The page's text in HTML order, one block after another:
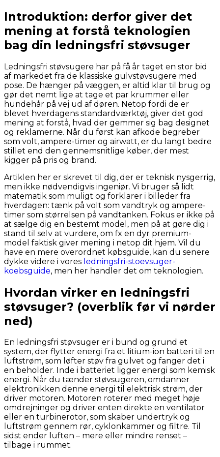
Introduktion: derfor giver det
mening at forstå teknologien
bag din ledningsfri støvsuger
Ledningsfri støvsugere har på få år taget en stor bid
af markedet fra de klassiske gulvstøvsugere med
pose. De hænger på væggen, er altid klar til brug og
gør det nemt lige at tage et par krummer eller
hundehår på vej ud af døren. Netop fordi de er
blevet hverdagens standardværktøj, giver det god
mening at forstå, hvad der gemmer sig bag designet
og reklamerne. Når du først kan afkode begreber
som volt, ampere-timer og airwatt, er du langt bedre
stillet end den gennemsnitlige køber, der mest
kigger på pris og brand.
Artiklen her er skrevet til dig, der er teknisk nysgerrig,
men ikke nødvendigvis ingeniør. Vi bruger så lidt
matematik som muligt og forklarer i billeder fra
hverdagen: tænk på volt som vandtryk og ampere-
timer som størrelsen på vandtanken. Fokus er ikke på
at sælge dig en bestemt model, men på at gøre dig i
stand til selv at vurdere, om fx en dyr premium-
model faktisk giver mening i netop dit hjem. Vil du
have en mere overordnet købsguide, kan du senere
dykke videre i vores ledningsfri-stoevsuger-
koebsguide, men her handler det om teknologien.
Hvordan virker en ledningsfri
støvsuger? (overblik før vi nørder
ned)
En ledningsfri støvsuger er i bund og grund et
system, der flytter energi fra et litium-ion batteri til en
luftstrøm, som løfter støv fra gulvet og fanger det i
en beholder. Inde i batteriet ligger energi som kemisk
energi. Når du tænder støvsugeren, omdanner
elektronikken denne energi til elektrisk strøm, der
driver motoren. Motoren roterer med meget høje
omdrejninger og driver enten direkte en ventilator
eller en turbinerotor, som skaber undertryk og
luftstrøm gennem rør, cyklonkammer og filtre. Til
sidst ender luften – mere eller mindre renset –
tilbage i rummet.